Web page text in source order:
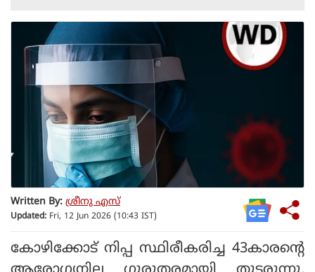
Written By: ശ്രീനു എസ്
Updated: Fri, 12 Jun 2026 (10:43 IST)
കോഴിക്കോട് നിപ്പ സ്ഥിരീകരിച്ച 43കാരന്റെ